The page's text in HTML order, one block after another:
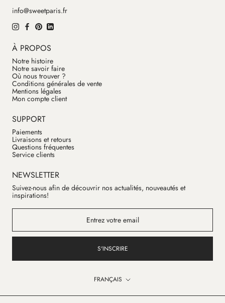
info@sweetparis.fr
À PROPOS
Notre histoire
Notre savoir faire
Où nous trouver ?
Conditions générales de vente
Mentions légales
Mon compte client
SUPPORT
Paiements
Livraisons et retours
Questions fréquentes
Service clients
NEWSLETTER
Suivez-nous afin de découvrir nos actualités, nouveautés et
inspirations!
S'INSCRIRE
Langue
FRANÇAIS